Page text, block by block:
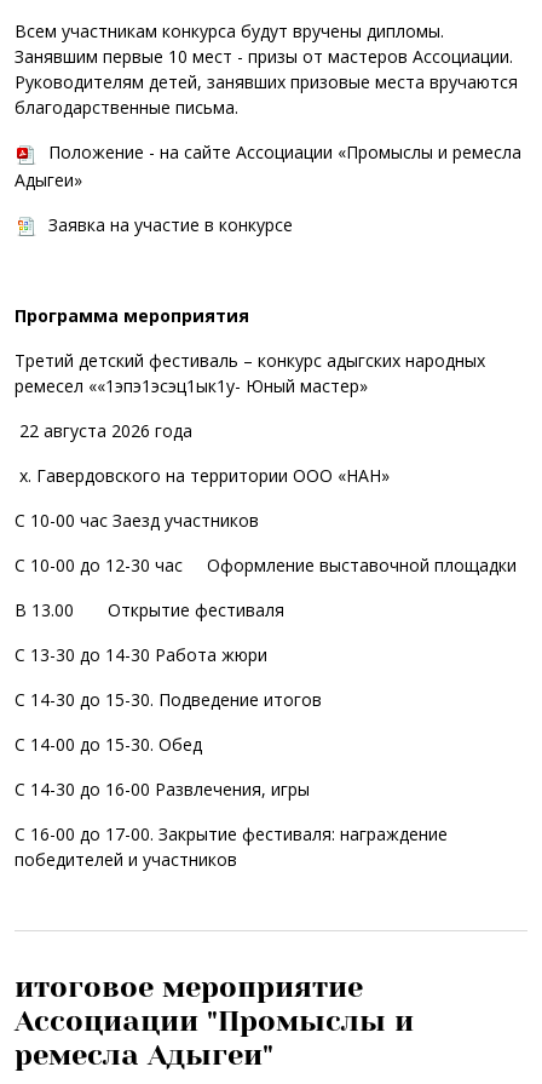
Всем участникам конкурса будут вручены дипломы.
Занявшим первые 10 мест - призы от мастеров Ассоциации.
Руководителям детей, занявших призовые места вручаются
благодарственные письма.
Положение - на сайте Ассоциации «Промыслы и ремесла
Адыгеи»
Заявка на участие в конкурсе
Программа мероприятия
Третий детский фестиваль – конкурс адыгских народных
ремесел ««1эпэ1эсэц1ык1у- Юный мастер»
22 августа 2026 года
х. Гавердовского на территории ООО «НАН»
С 10-00 час Заезд участников
С 10-00 до 12-30 час Оформление выставочной площадки
В 13.00 Открытие фестиваля
С 13-30 до 14-30 Работа жюри
С 14-30 до 15-30. Подведение итогов
С 14-00 до 15-30. Обед
С 14-30 до 16-00 Развлечения, игры
С 16-00 до 17-00. Закрытие фестиваля: награждение
победителей и участников
итоговое мероприятие
Ассоциации "Промыслы и
ремесла Адыгеи"